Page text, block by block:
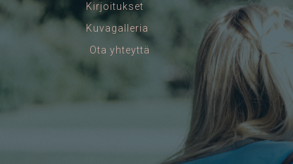
Kirjoitukset
Kuvagalleria
Ota yhteyttä